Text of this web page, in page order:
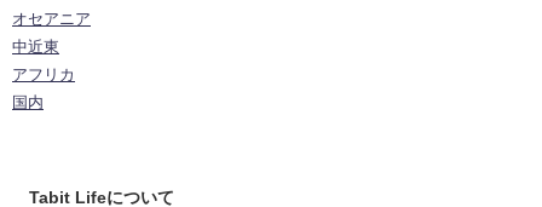
オセアニア
中近東
アフリカ
国内
Tabit Lifeについて